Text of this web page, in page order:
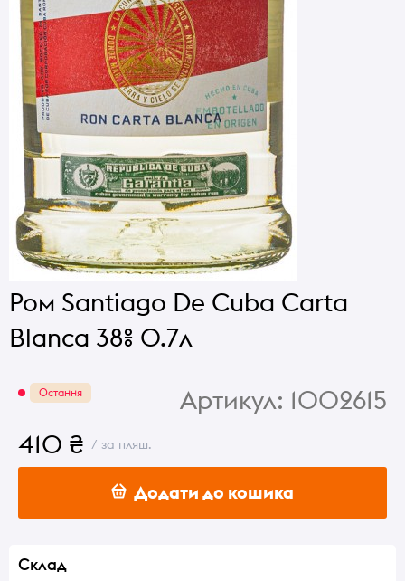
Ром Santiago De Cuba Carta
Blanca 38% 0.7л
Остання Артикул: 1002615
410 ₴ / за пляш.
Додати до кошика
Склад